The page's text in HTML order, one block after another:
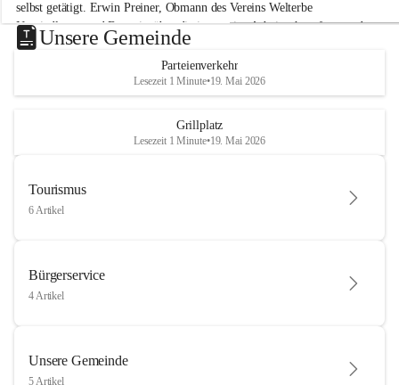
selbst getätigt. Erwin Preiner, Obmann des Vereins Welterbe
Neusiedlersee und Bgm. ist über die innovative Arbeit sehr erfreut und
hofft auf baldige praktische Anwendung der Forschungsergebnisse.
Gerade in Zeiten des Klimawandels ist jede technologische Innovation
wichtig!
Unsere Gemeinde
Parteienverkehr
Lesezeit 1 Minute•19. Mai 2026
Grillplatz
Lesezeit 1 Minute•19. Mai 2026
Tourismus
6 Artikel
Bürgerservice
4 Artikel
Unsere Gemeinde
5 Artikel